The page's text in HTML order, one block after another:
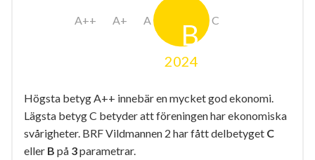
2024
Högsta betyg A++ innebär en mycket god ekonomi.
Lägsta betyg C betyder att föreningen har ekonomiska
svårigheter. BRF Vildmannen 2 har fått delbetyget C
eller B på 3parametrar.